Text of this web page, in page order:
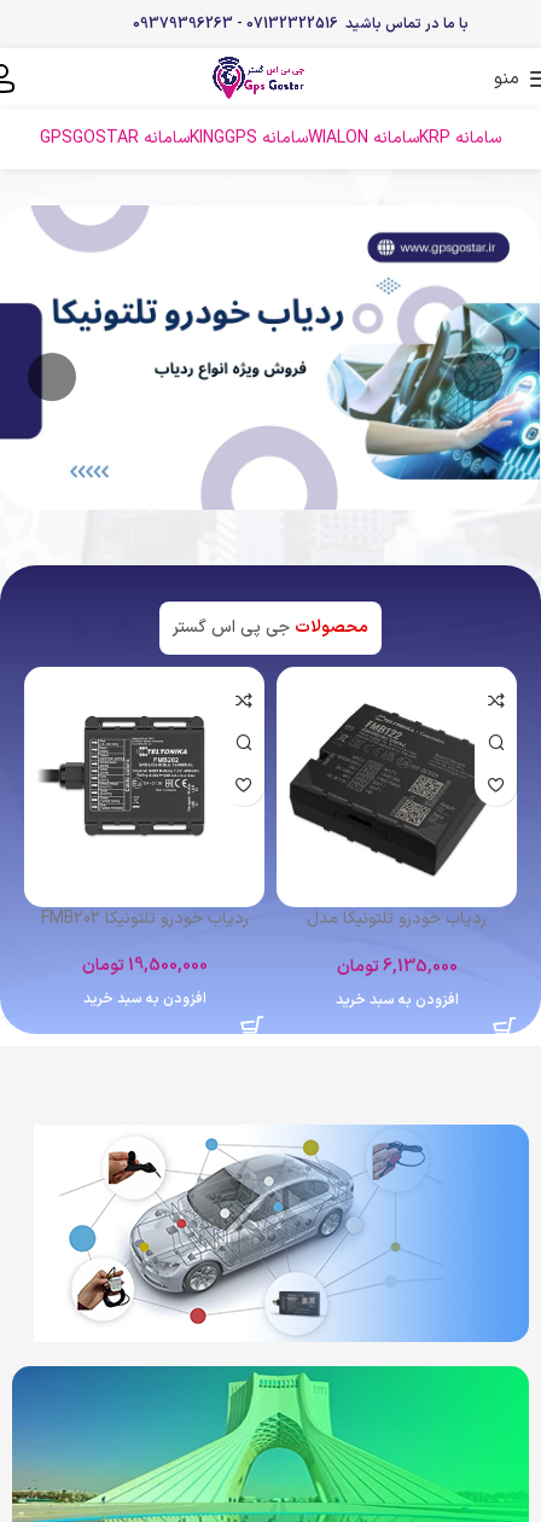
با ما در تماس باشید 07132322516 - 09379396263
منو
سامانه KRP سامانه WIALON سامانه KINGGPS سامانه GPSGOSTAR
محصولات جی پی اس گستر
اتمام موجودی
ردیاب شخصی کوبان TK102
4,400,000تومان
اطلاعات بیشتر
ردیاب خودرو تلتونیکا FMB641
12,364,000 تومان
افزودن به سبد خرید